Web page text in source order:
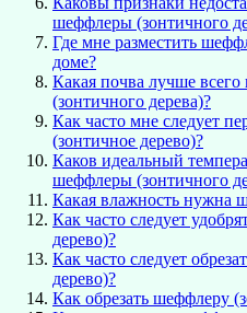
шеффлеры (зонтичного
Где мне разместить
доме?
Какая почва лучше
(зонтичного дерева)?
Как часто мне следует
(зонтичное дерево)?
Каков идеальный
шеффлеры (зонтичного
Какая влажность нужна
Как часто следует
дерево)?
Как часто следует
дерево)?
Как обрезать шеффлеру